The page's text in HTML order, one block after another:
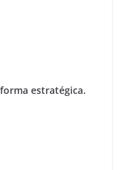
estratégica.